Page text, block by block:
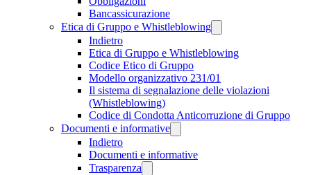
Bancassicurazione
Etica di Gruppo e Whistleblowing
Indietro
Etica di Gruppo e Whistleblowing
Codice Etico di Gruppo
Modello organizzativo 231/01
Il sistema di segnalazione delle violazioni
(Whistleblowing)
Codice di Condotta Anticorruzione di Gruppo
Documenti e informative
Indietro
Documenti e informative
Trasparenza